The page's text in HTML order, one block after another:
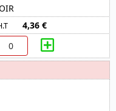
4,36 €